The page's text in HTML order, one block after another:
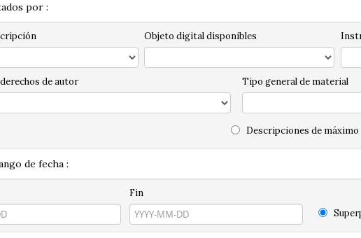
por :
Objeto digital disponibles
de autor Tipo general de material
Descripciones de máximo
de fecha :
Fin